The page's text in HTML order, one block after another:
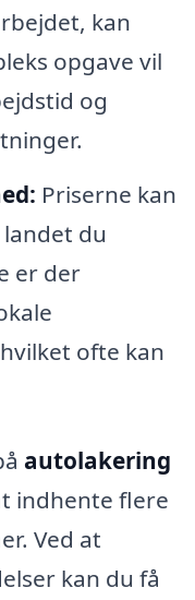
kan
opgave vil
og
Priserne kan
du
er der
ofte kan
autolakering
indhente flere
Ved at
kan du få